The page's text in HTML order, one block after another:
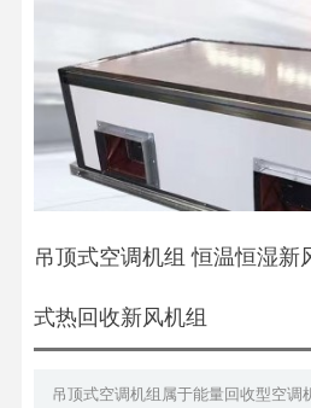
吊顶式空调机组 恒温恒湿新
式热回收新风机组
吊顶式空调机组属于能量回收型空调